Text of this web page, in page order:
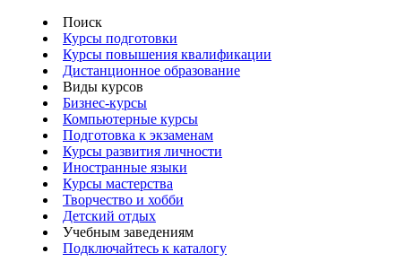
Поиск
Курсы подготовки
Курсы повышения квалификации
Дистанционное образование
Виды курсов
Бизнес-курсы
Компьютерные курсы
Подготовка к экзаменам
Курсы развития личности
Иностранные языки
Курсы мастерства
Творчество и хобби
Детский отдых
Учебным заведениям
Подключайтесь к каталогу